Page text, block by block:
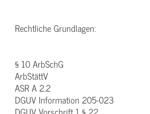
Rechtliche Grundlagen:
§ 10 ArbSchG
ArbStättV
ASR A 2.2
DGUV Information 205-023